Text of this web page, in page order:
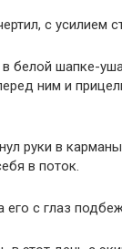
с усилием
белой шапке-
ним и
руки в
в поток.
с глаз